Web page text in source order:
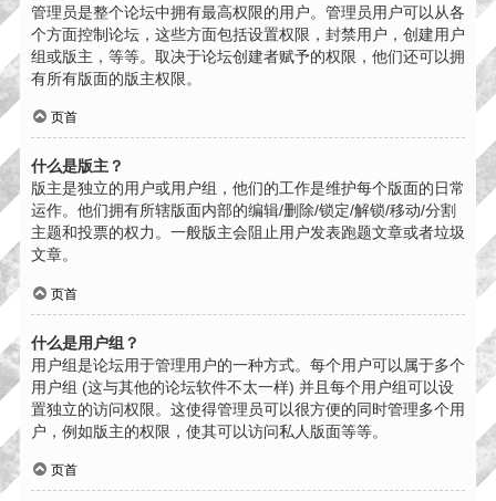
管理员是整个论坛中拥有最高权限的用户。管理员用户可以从各
个方面控制论坛，这些方面包括设置权限，封禁用户，创建用户
组或版主，等等。取决于论坛创建者赋予的权限，他们还可以拥
有所有版面的版主权限。
页首
什么是版主？
版主是独立的用户或用户组，他们的工作是维护每个版面的日常
运作。他们拥有所辖版面内部的编辑/删除/锁定/解锁/移动/分割
主题和投票的权力。一般版主会阻止用户发表跑题文章或者垃圾
文章。
页首
什么是用户组？
用户组是论坛用于管理用户的一种方式。每个用户可以属于多个
用户组 (这与其他的论坛软件不太一样) 并且每个用户组可以设
置独立的访问权限。这使得管理员可以很方便的同时管理多个用
户，例如版主的权限，使其可以访问私人版面等等。
页首